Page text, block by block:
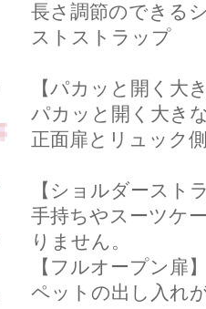
長さ調節のできる
ストストラップ
【パカッと開く大
パカッと開く大き
正面扉とリュック
【ショルダースト
手持ちやスーツケ
りません。
【フルオープン扉
ペットの出し入れ